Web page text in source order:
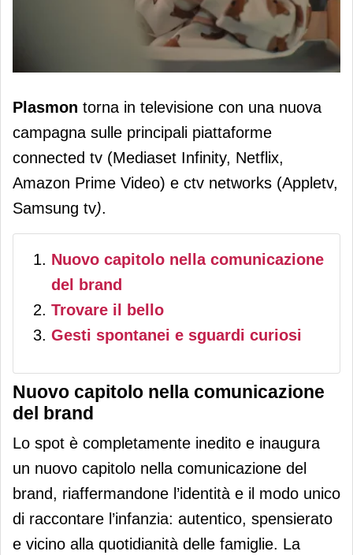
Plasmon torna in tv per celebra la
ogni momento in scoperta
Plasmon torna in televisione con una nuova
campagna sulle principali piattaforme
connected tv (Mediaset Infinity, Netflix,
Amazon Prime Video) e ctv networks (Appletv,
Samsung tv).
Nuovo capitolo nella comunicazione
del brand
Trovare il bello
Gesti spontanei e sguardi curiosi
Nuovo capitolo nella comunicazione
del brand
Lo spot è completamente inedito e inaugura
un nuovo capitolo nella comunicazione del
brand, riaffermandone l’identità e il modo unico
di raccontare l’infanzia: autentico, spensierato
e vicino alla quotidianità delle famiglie. La